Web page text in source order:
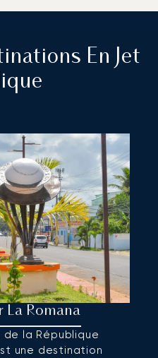
En Jet
La Romana
la République
une destination